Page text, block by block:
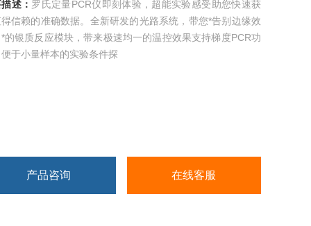
述： 罗氏定量PCR仪即刻体验，超能实验感受助您快速获
信赖的准确数据。全新研发的光路系统，带您*告别边缘效
*的银质反应模块，带来极速均一的温控效果支持梯度PCR功
于小量样本的实验条件探
产品咨询 在线客服